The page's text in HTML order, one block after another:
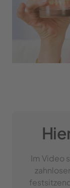
Im Video